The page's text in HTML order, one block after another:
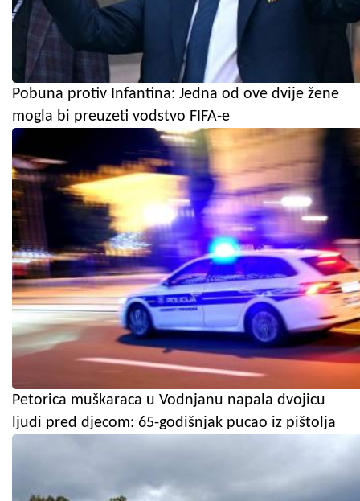
Pobuna protiv Infantina: Jedna od ove dvije žene
mogla bi preuzeti vodstvo FIFA-e
Petorica muškaraca u Vodnjanu napala dvojicu
ljudi pred djecom: 65-godišnjak pucao iz pištolja